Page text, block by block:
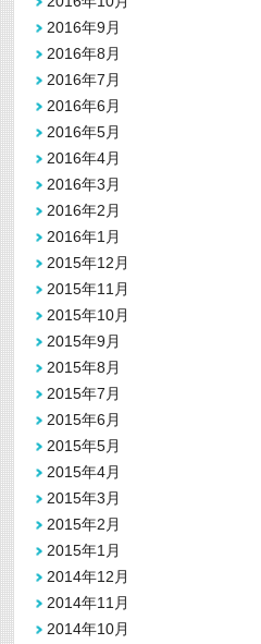
2016年9月
2016年8月
2016年7月
2016年6月
2016年5月
2016年4月
2016年3月
2016年2月
2016年1月
2015年12月
2015年11月
2015年10月
2015年9月
2015年8月
2015年7月
2015年6月
2015年5月
2015年4月
2015年3月
2015年2月
2015年1月
2014年12月
2014年11月
2014年10月